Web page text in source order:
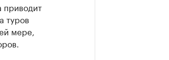
приводит
туров
мере,